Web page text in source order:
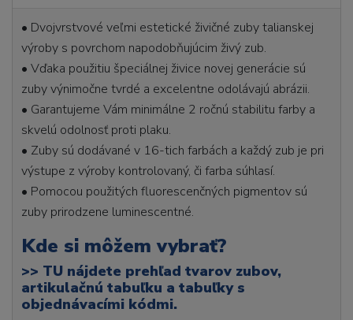
• Dvojvrstvové veľmi estetické živičné zuby talianskej
výroby s povrchom napodobňujúcim živý zub.
• Vďaka použitiu špeciálnej živice novej generácie sú
zuby výnimočne tvrdé a excelentne odolávajú abrázii.
• Garantujeme Vám minimálne 2 ročnú stabilitu farby a
skvelú odolnosť proti plaku.
• Zuby sú dodávané v 16-tich farbách a každý zub je pri
výstupe z výroby kontrolovaný, či farba súhlasí.
• Pomocou použitých fluorescenčných pigmentov sú
zuby prirodzene luminescentné.
Kde si môžem vybrať?
>> TU nájdete prehľad tvarov zubov,
artikulačnú tabuľku a tabuľky s
objednávacími kódmi.